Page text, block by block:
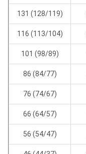
131 (128/119)
116 (113/104)
101 (98/89)
86 (84/77)
76 (74/67)
66 (64/57)
56 (54/47)